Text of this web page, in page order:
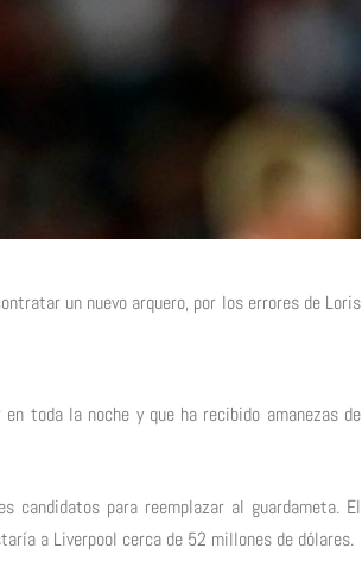
un nuevo arquero, por los errores de Loris
toda la noche y que ha recibido amanezas de
candidatos para reemplazar al guardameta. El
a Liverpool cerca de 52 millones de dólares.